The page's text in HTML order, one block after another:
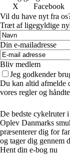
X
Facebook
Vil du have nyt fra
Træt af ligegyldige
Din e-mailadresse
Bliv medlem
Jeg godkender
Du kan altid afmelde
vores regler og
De bedste cykelruter
Oplev Danmarks
præsenterer dig for
og tager dig gennem
Hent din e-bog nu